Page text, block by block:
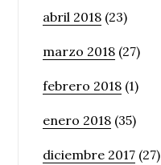
abril 2018 (23)
marzo 2018 (27)
febrero 2018 (1)
enero 2018 (35)
diciembre 2017 (27)